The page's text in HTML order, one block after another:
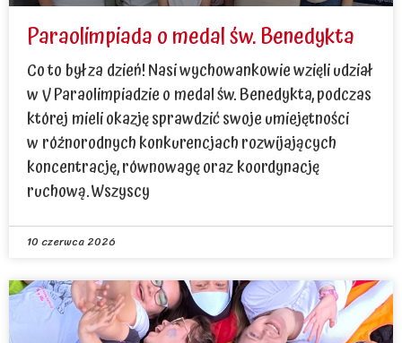
Paraolimpiada o medal św. Benedykta
Co to był za dzień! Nasi wychowankowie wzięli udział
w V Paraolimpiadzie o medal św. Benedykta, podczas
której mieli okazję sprawdzić swoje umiejętności
w różnorodnych konkurencjach rozwijających
koncentrację, równowagę oraz koordynację
ruchową. Wszyscy
10 czerwca 2026